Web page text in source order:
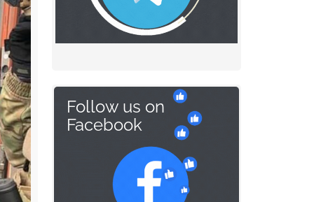
Follow us on
Facebook